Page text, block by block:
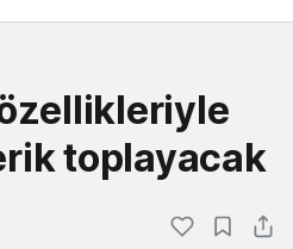
toplayacak